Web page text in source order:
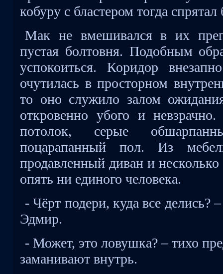
кобуру с бластером тогда
Мак не вмешивался в их
пустая болтовня. Подобным
успокоиться. Коридор
очутилась в просторном
то оно служило залом
откровенно убого и
потолок, серые
поцарапанный пол. Из
продавленный диван и
опять ни единого человека.
- Чёрт подери, куда все делись?
Эдмир.
- Может, это ловушка? – тихо
заманивают внутрь.